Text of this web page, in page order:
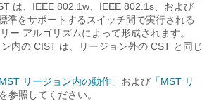
は、IEEE 802.1w、IEEE 802.1s、および
準をサポートするスイッチ間で実行される
ー アルゴリズムによって形成されます。
内の CIST は、リージョン外の CST と同じ
MST リージョン内の動作」 および 「MST リ
を参照してください。